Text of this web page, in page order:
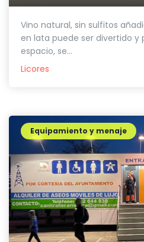
Vino natural, sin sulfitos
en lata puede ser divertido
espacio, se...
Licores
Equipamiento y menaje